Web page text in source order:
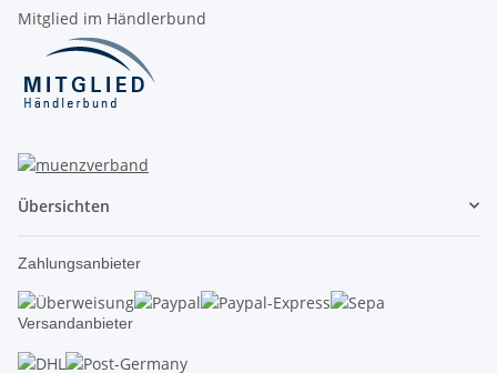
Mitglied im Händlerbund
Übersichten
Zahlungsanbieter
Versandanbieter